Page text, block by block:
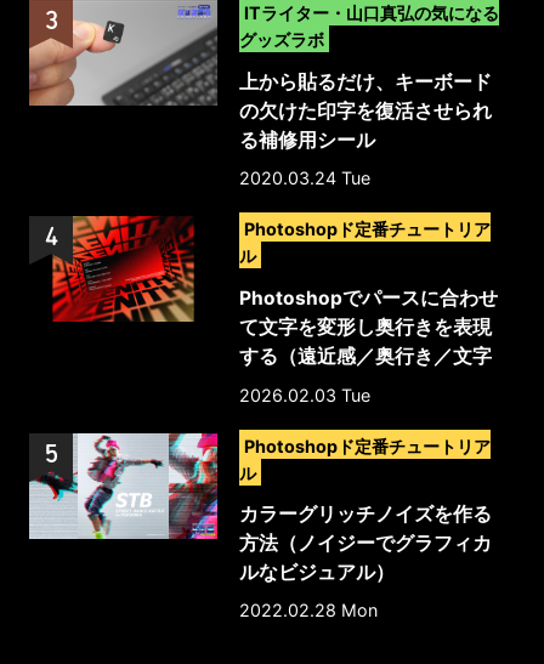
ITライター・山口真弘の気になる
グッズラボ
上から貼るだけ、キーボード
の欠けた印字を復活させられ
る補修用シール
2020.03.24 Tue
Photoshopド定番チュートリア
ル
Photoshopでパースに合わせ
て文字を変形し奥行きを表現
する（遠近感／奥行き／文字
加工）
2026.02.03 Tue
Photoshopド定番チュートリア
ル
カラーグリッチノイズを作る
方法（ノイジーでグラフィカ
ルなビジュアル）
2022.02.28 Mon